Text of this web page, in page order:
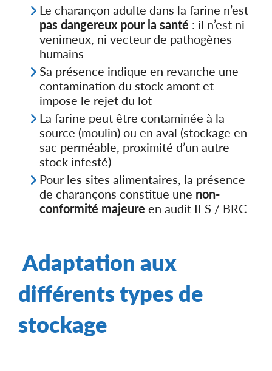
Le charançon adulte dans la farine n’est
pas dangereux pour la santé : il n’est ni
venimeux, ni vecteur de pathogènes
humains
Sa présence indique en revanche une
contamination du stock amont et
impose le rejet du lot
La farine peut être contaminée à la
source (moulin) ou en aval (stockage en
sac perméable, proximité d’un autre
stock infesté)
Pour les sites alimentaires, la présence
de charançons constitue une non-
conformité majeure en audit IFS / BRC
Adaptation aux
différents types de
stockage